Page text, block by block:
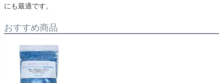
にも最適です。
おすすめ商品